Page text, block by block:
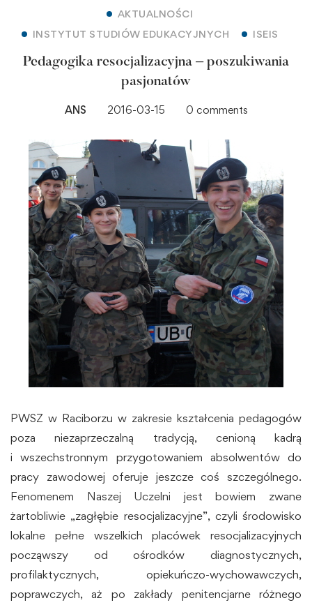
AKTUALNOŚCI
INSTYTUT STUDIÓW EDUKACYJNYCH
ISEIS
Pedagogika resocjalizacyjna – poszukiwania
pasjonatów
ANS 2016-03-15 0 comments
PWSZ w Raciborzu w zakresie kształcenia pedagogów
poza niezaprzeczalną tradycją, cenioną kadrą
i wszechstronnym przygotowaniem absolwentów do
pracy zawodowej oferuje jeszcze coś szczególnego.
Fenomenem Naszej Uczelni jest bowiem zwane
żartobliwie „zagłębie resocjalizacyjne”, czyli środowisko
lokalne pełne wszelkich placówek resocjalizacyjnych
począwszy od ośrodków diagnostycznych,
profilaktycznych, opiekuńczo-wychowawczych,
poprawczych, aż po zakłady penitencjarne różnego